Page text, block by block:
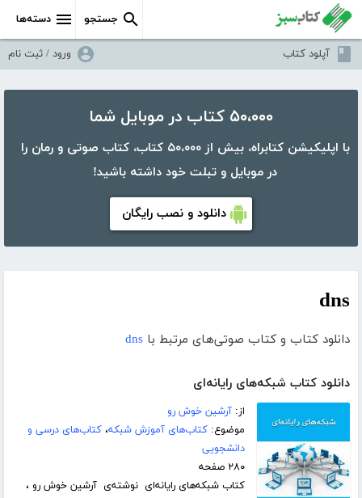
دسته‌ها جستجو
آپلود کتاب ورود / ثبت نام
۵۰،۰۰۰ کتاب در موبایل شما
با اپلیکیشن کتابراه، بیش از ۵۰،۰۰۰ کتاب، کتاب صوتی و رمان را
در موبایل و تبلت خود داشته باشید!
دانلود و نصب رایگان
dns
دانلود کتاب و کتاب صوتی‌های مرتبط با dns
دانلود کتاب شبکه‌های رایانه‌ای
از:آرشین خوش رو
موضوع:کتاب‌های آموزش شبکه،کتاب‌های درسی و
دانشجویی
۲۸۰ صفحه
کتاب شبکه‌های رایانه‌ای نوشته‌ی آرشین خوش رو ،